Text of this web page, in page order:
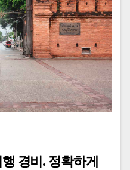
경비. 정확하게